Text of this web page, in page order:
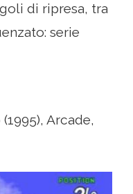
di ripresa, tra
serie
Arcade,